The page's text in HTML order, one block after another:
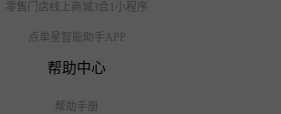
零售门店线上商城3合1小程序
点单星智能助手APP
帮助中心
帮助手册